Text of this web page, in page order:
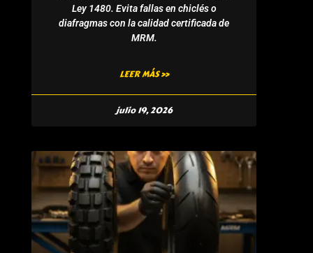
Ley 1480. Evita fallas en chiclés o
diafragmas con la calidad certificada de
MRM.
LEER MÁS »
julio 19, 2026